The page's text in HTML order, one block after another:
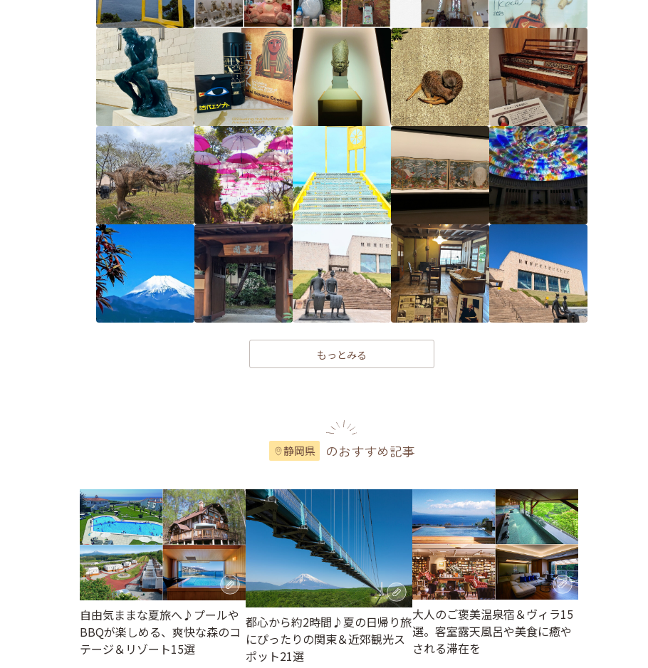
もっとみる
静岡県 のおすすめ記事
自由気ままな夏旅へ♪プールや
BBQが楽しめる、爽快な森のコ
テージ＆リゾート15選
都心から約2時間♪夏の日帰り旅
にぴったりの関東＆近郊観光ス
ポット21選
大人のご褒美温泉宿＆ヴィラ15
選。客室露天風呂や美食に癒や
される滞在を